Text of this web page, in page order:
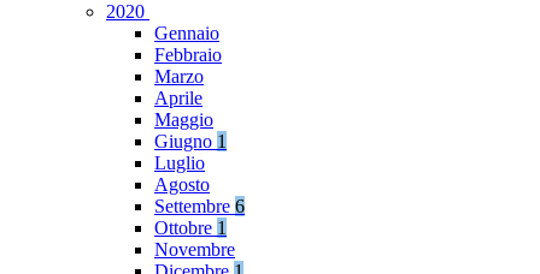
2020
Gennaio
Febbraio
Marzo
Aprile
Maggio
Giugno 1
Luglio
Agosto
Settembre 6
Ottobre 1
Novembre